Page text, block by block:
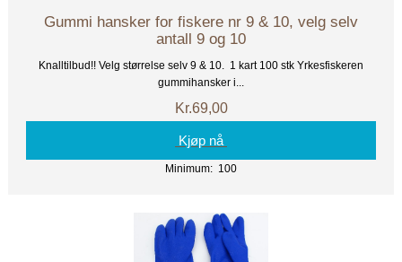
Gummi hansker for fiskere nr 9 & 10, velg selv
antall 9 og 10
Knalltilbud!! Velg størrelse selv 9 & 10. 1 kart 100 stk Yrkesfiskeren
gummihansker i...
Kr.69,00
Kjøp nå
Minimum: 100